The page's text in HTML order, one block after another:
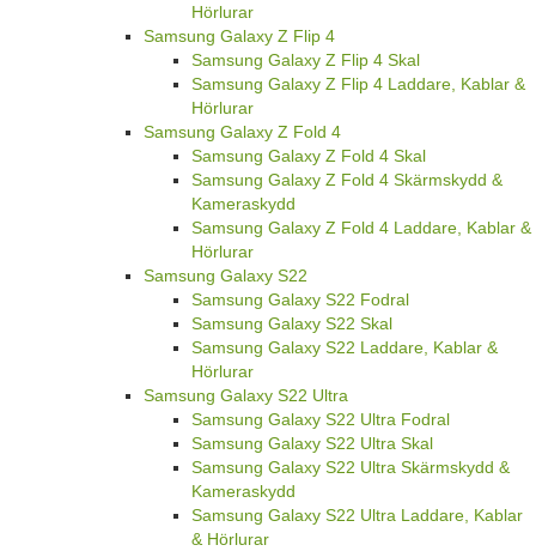
Hörlurar
Samsung Galaxy Z Flip 4
Samsung Galaxy Z Flip 4 Skal
Samsung Galaxy Z Flip 4 Laddare, Kablar &
Hörlurar
Samsung Galaxy Z Fold 4
Samsung Galaxy Z Fold 4 Skal
Samsung Galaxy Z Fold 4 Skärmskydd &
Kameraskydd
Samsung Galaxy Z Fold 4 Laddare, Kablar &
Hörlurar
Samsung Galaxy S22
Samsung Galaxy S22 Fodral
Samsung Galaxy S22 Skal
Samsung Galaxy S22 Laddare, Kablar &
Hörlurar
Samsung Galaxy S22 Ultra
Samsung Galaxy S22 Ultra Fodral
Samsung Galaxy S22 Ultra Skal
Samsung Galaxy S22 Ultra Skärmskydd &
Kameraskydd
Samsung Galaxy S22 Ultra Laddare, Kablar
& Hörlurar